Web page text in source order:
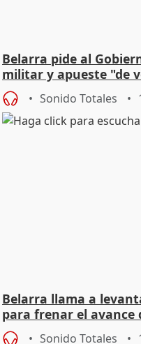
Belarra pide al
militar y apueste "de
Sonido Totales
Belarra llama a
para frenar el avance
Sonido Totales